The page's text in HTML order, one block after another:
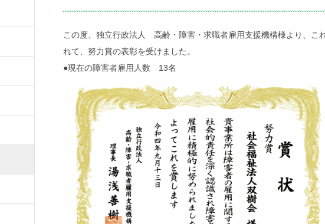
この度、独立行政法人 高齢・障害・求職者雇用支援機構様より、こ
れて、努力賞の表彰を受けました。
●現在の障害者雇用人数 13名